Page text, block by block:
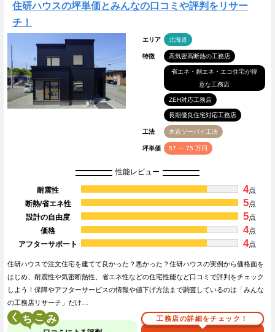
住研ハウスの坪単価とみんなの口コミや評判をリサー
チ！
エリア 北海道
特徴 高気密高断熱の工務店
省エネ・創エネ・エコ住宅が得
意な工務店
ZEH対応工務店
長期優良住宅対応工務店
工法 木造ツーバイ工法
坪単価 57 ～ 75 万円
性能レビュー
耐震性 4点
断熱/省エネ性
5点
設計の自由度
5点
価格
4点
アフターサポート
4点
住研ハウスで注文住宅を建てて良かった？悪かった？住研ハウスの実例から価格面を
はじめ、耐震性や気密断熱性、省エネ性などの住宅性能など口コミで評判をチェック
しよう！保障やアフターサービスの情報や値下げ方法まで調査しているのは「みんな
の工務店リサーチ」だけ…
く こ 工務店の詳細をチェック！